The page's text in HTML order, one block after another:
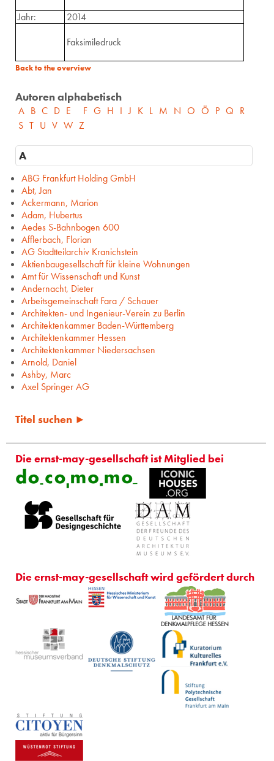
Jahr:
2014
Faksimiledruck
Back to the overview
Autoren alphabetisch
A B C D E F G H I J K L M N O Ö P Q R
S T U V W Z
A
ABG Frankfurt Holding GmbH
Abt, Jan
Ackermann, Marion
Adam, Hubertus
Aedes S-Bahnbogen 600
Afflerbach, Florian
AG Stadtteilarchiv Kranichstein
Aktienbaugesellschaft für kleine Wohnungen
Amt für Wissenschaft und Kunst
Andernacht, Dieter
Arbeitsgemeinschaft Fara / Schauer
Architekten- und Ingenieur-Verein zu Berlin
Architektenkammer Baden-Württemberg
Architektenkammer Hessen
Architektenkammer Niedersachsen
Arnold, Daniel
Ashby, Marc
Axel Springer AG
Titel suchen ►
Die ernst-may-gesellschaft ist Mitglied bei
Die ernst-may-gesellschaft wird gefördert durch